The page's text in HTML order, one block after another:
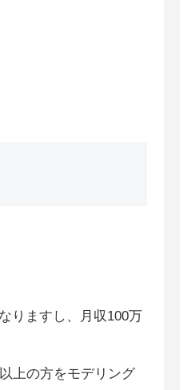
りますし、月収100万
上の方をモデリング